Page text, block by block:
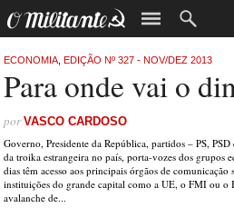
ECONOMIA ,EDIÇÃO Nº 327 - NOV/DEZ 2013
Para onde vai o
porVASCO CARDOSO
Governo, Presidente da República, partidos – PS,
da troika estrangeira no país, porta-vozes dos grupos
dias têm acesso aos principais órgãos de
instituições do grande capital como a UE, o FMI ou o
avalanche de...